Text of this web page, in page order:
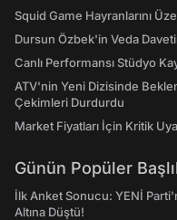
Squid Game Hayranlarını
Dursun Özbek'in Veda
Canlı Performansı Stüdyo
ATV'nin Yeni Dizisinde
Çekimleri Durdurdu
Market Fiyatları İçin Kritik
Günün Popüler
İlk Anket Sonucu: YENİ
Altına Düştü!